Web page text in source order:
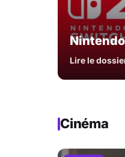
Lire le
Cinéma